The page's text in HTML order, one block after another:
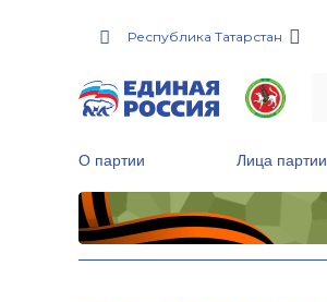
Республика Татарстан
О партии Лица партии